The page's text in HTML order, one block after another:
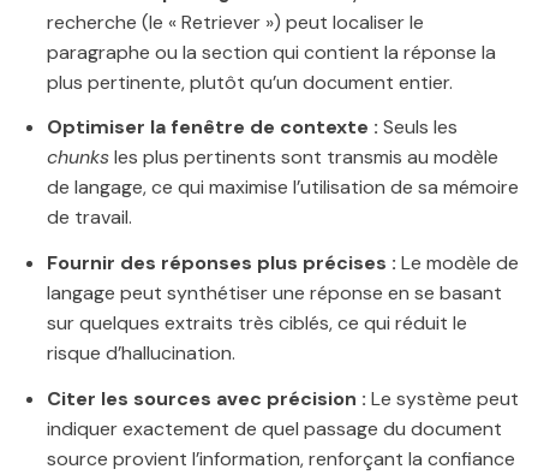
recherche (le « Retriever ») peut localiser le
paragraphe ou la section qui contient la réponse la
plus pertinente, plutôt qu’un document entier.
Optimiser la fenêtre de contexte : Seuls les
chunksles plus pertinents sont transmis au modèle
de langage, ce qui maximise l’utilisation de sa mémoire
de travail.
Fournir des réponses plus précises : Le modèle de
langage peut synthétiser une réponse en se basant
sur quelques extraits très ciblés, ce qui réduit le
risque d’hallucination.
Citer les sources avec précision : Le système peut
indiquer exactement de quel passage du document
source provient l’information, renforçant la confiance